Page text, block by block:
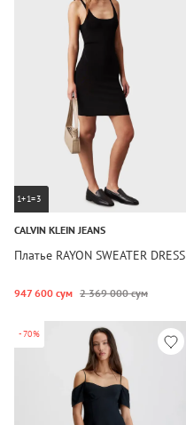
1+1=3
CALVIN KLEIN JEANS
Платье RAYON SWEATER DRESS
947 600 сум 2 369 000 сум
-70%